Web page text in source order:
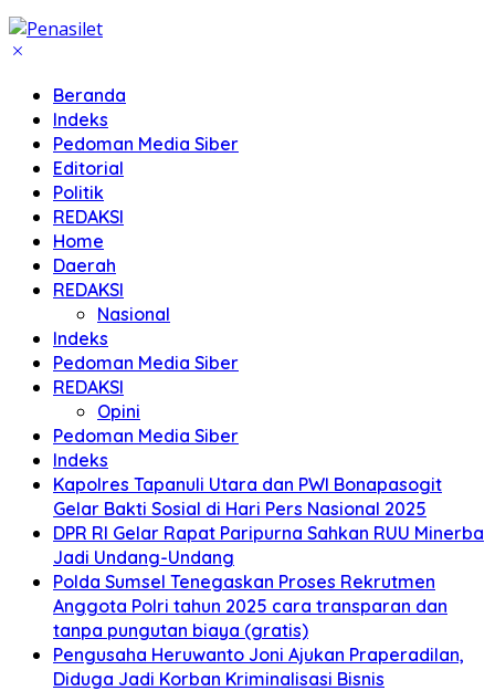
Beranda
Indeks
Pedoman Media Siber
Editorial
Politik
REDAKSI
Home
Daerah
REDAKSI
Nasional
Indeks
Pedoman Media Siber
REDAKSI
Opini
Pedoman Media Siber
Indeks
Kapolres Tapanuli Utara dan PWI Bonapasogit
Gelar Bakti Sosial di Hari Pers Nasional 2025
DPR RI Gelar Rapat Paripurna Sahkan RUU Minerba
Jadi Undang-Undang
Polda Sumsel Tenegaskan Proses Rekrutmen
Anggota Polri tahun 2025 cara transparan dan
tanpa pungutan biaya (gratis)
Pengusaha Heruwanto Joni Ajukan Praperadilan,
Diduga Jadi Korban Kriminalisasi Bisnis